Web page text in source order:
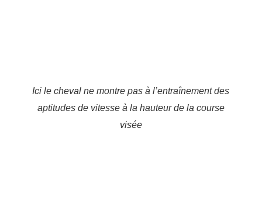
Ici le cheval ne montre pas à l’entraînement des
aptitudes de vitesse à la hauteur de la course
visée